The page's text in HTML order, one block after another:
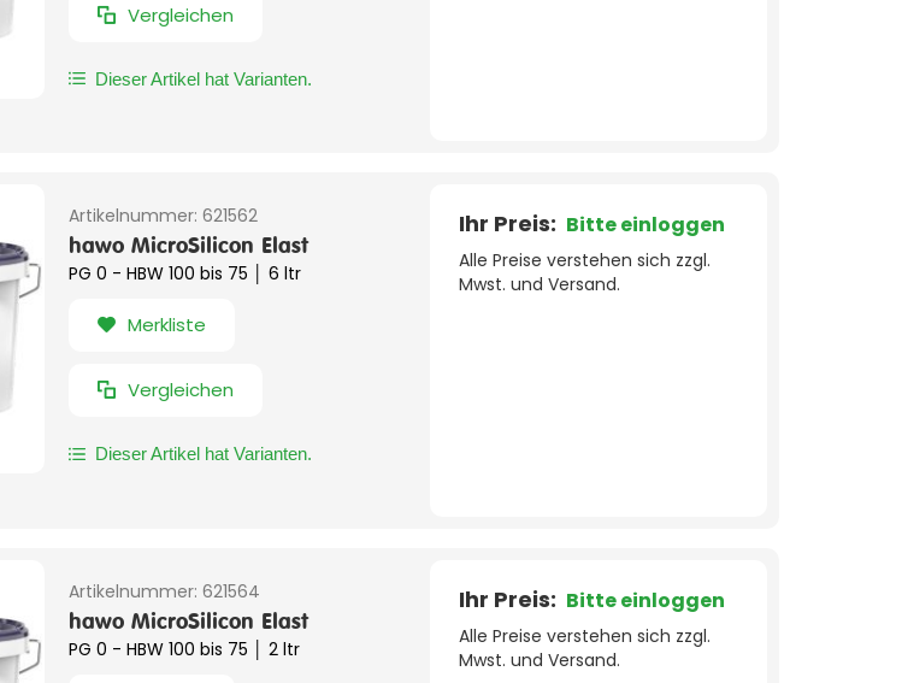
Vergleichen
Dieser Artikel hat Varianten.
Artikelnummer: 621562
hawo MicroSilicon Elast
PG 0 - HBW 100 bis 75 │ 6 ltr
Merkliste
Vergleichen
Dieser Artikel hat Varianten.
Ihr Preis: Bitte einloggen
Alle Preise verstehen sich zzgl.
Mwst. und Versand.
Artikelnummer: 621564
hawo MicroSilicon Elast
PG 0 - HBW 100 bis 75 │ 2 ltr
Ihr Preis: Bitte einloggen
Alle Preise verstehen sich zzgl.
Mwst. und Versand.